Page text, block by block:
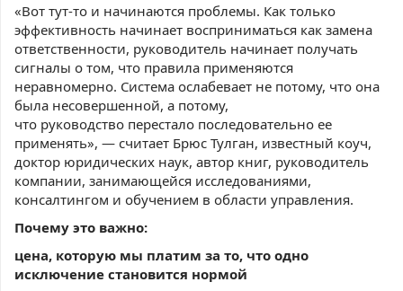
«Вот тут-то и начинаются проблемы. Как только
эффективность начинает восприниматься как замена
ответственности, руководитель начинает получать
сигналы о том, что правила применяются
неравномерно. Система ослабевает не потому, что она
была несовершенной, а потому,
что руководство перестало последовательно ее
применять», — считает Брюс Тулган, известный коуч,
доктор юридических наук, автор книг, руководитель
компании, занимающейся исследованиями,
консалтингом и обучением в области управления.
Почему это важно:
цена, которую мы платим за то, что одно
исключение становится нормой